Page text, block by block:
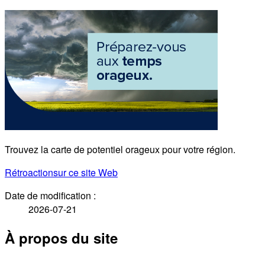
Trouvez la carte de potentiel orageux pour votre région.
Rétroactionsur ce site Web
Date de modification :
2026-07-21
À propos du site